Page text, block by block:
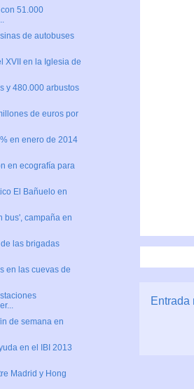
Entrada
51.000
de autobuses
XVII en la Iglesia de
y 480.000 arbustos
de euros por
en enero de 2014
en ecografía para
El Bañuelo en
bus', campaña en
las brigadas
en las cuevas de
de semana en
en el IBI 2013
Madrid y Hong